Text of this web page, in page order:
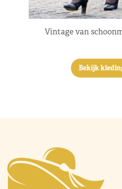
Vintage van
Bekijk